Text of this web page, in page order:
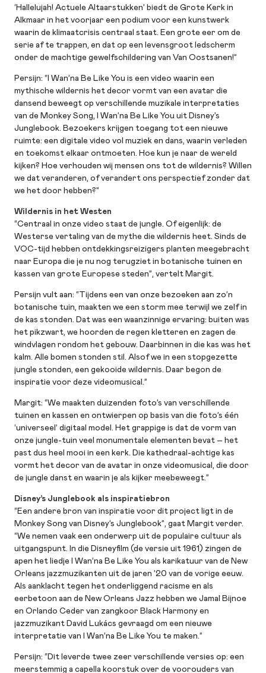
‘Hallelujah! Actuele Altaarstukken’ biedt de Grote Kerk in
Alkmaar in het voorjaar een podium voor een kunstwerk
waarin de klimaatcrisis centraal staat. Een grote eer om de
serie af te trappen, en dat op een levensgroot ledscherm
onder de machtige gewelfschildering van Van Oostsanen!”
Persijn: “I Wan’na Be Like You is een video waarin een
mythische wildernis het decor vormt van een avatar die
dansend beweegt op verschillende muzikale interpretaties
van de Monkey Song, I Wan’na Be Like You uit Disney’s
Junglebook. Bezoekers krijgen toegang tot een nieuwe
ruimte: een digitale video vol muziek en dans, waarin verleden
en toekomst elkaar ontmoeten. Hoe kun je naar de wereld
kijken? Hoe verhouden wij mensen ons tot de wildernis? Willen
we dat veranderen, of verandert ons perspectief zonder dat
we het door hebben?”
Wildernis in het Westen
“Centraal in onze video staat de jungle. Of eigenlijk: de
Westerse vertaling van de mythe die wildernis heet. Sinds de
VOC-tijd hebben ontdekkingsreizigers planten meegebracht
naar Europa die je nu nog terugziet in botanische tuinen en
kassen van grote Europese steden”, vertelt Margit.
Persijn vult aan: “Tijdens een van onze bezoeken aan zo’n
botanische tuin, maakten we een storm mee terwijl we zelf in
de kas stonden. Dat was een waanzinnige ervaring: buiten was
het pikzwart, we hoorden de regen kletteren en zagen de
windvlagen rondom het gebouw. Daarbinnen in die kas was het
kalm. Alle bomen stonden stil. Alsof we in een stopgezette
jungle stonden, een gekooide wildernis. Daar begon de
inspiratie voor deze videomusical.”
Margit: “We maakten duizenden foto’s van verschillende
tuinen en kassen en ontwierpen op basis van die foto’s één
‘universeel’ digitaal model. Het grappige is dat de vorm van
onze jungle-tuin veel monumentale elementen bevat – het
past dus heel mooi in een kerk. Die kathedraal-achtige kas
vormt het decor van de avatar in onze videomusical, die door
de jungle danst en waarin je als kijker meebeweegt.”
Disney’s Junglebook als inspiratiebron
“Een andere bron van inspiratie voor dit project ligt in de
Monkey Song van Disney’s Junglebook”, gaat Margit verder.
“We nemen vaak een onderwerp uit de populaire cultuur als
uitgangspunt. In die Disneyfilm (de versie uit 1961) zingen de
apen het liedje I Wan’na Be Like You als karikatuur van de New
Orleans jazzmuzikanten uit de jaren ’20 van de vorige eeuw.
Als aanklacht tegen het onderliggend racisme en als
eerbetoon aan de New Orleans Jazz hebben we Jamal Bijnoe
en Orlando Ceder van zangkoor Black Harmony en
jazzmuzikant David Lukács gevraagd om een nieuwe
interpretatie van I Wan’na Be Like You te maken.”
Persijn: “Dit leverde twee zeer verschillende versies op: een
meerstemmig a capella koorstuk over de voorouders van